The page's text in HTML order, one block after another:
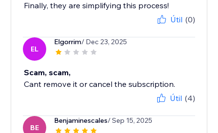
Finally, they are simplifying this process!
Útil (0)
EL
Elgorrim/ Dec 23, 2025
Scam, scam,
Cant remove it or cancel the subscription.
Útil (4)
BE
Benjaminescales/ Sep 15, 2025